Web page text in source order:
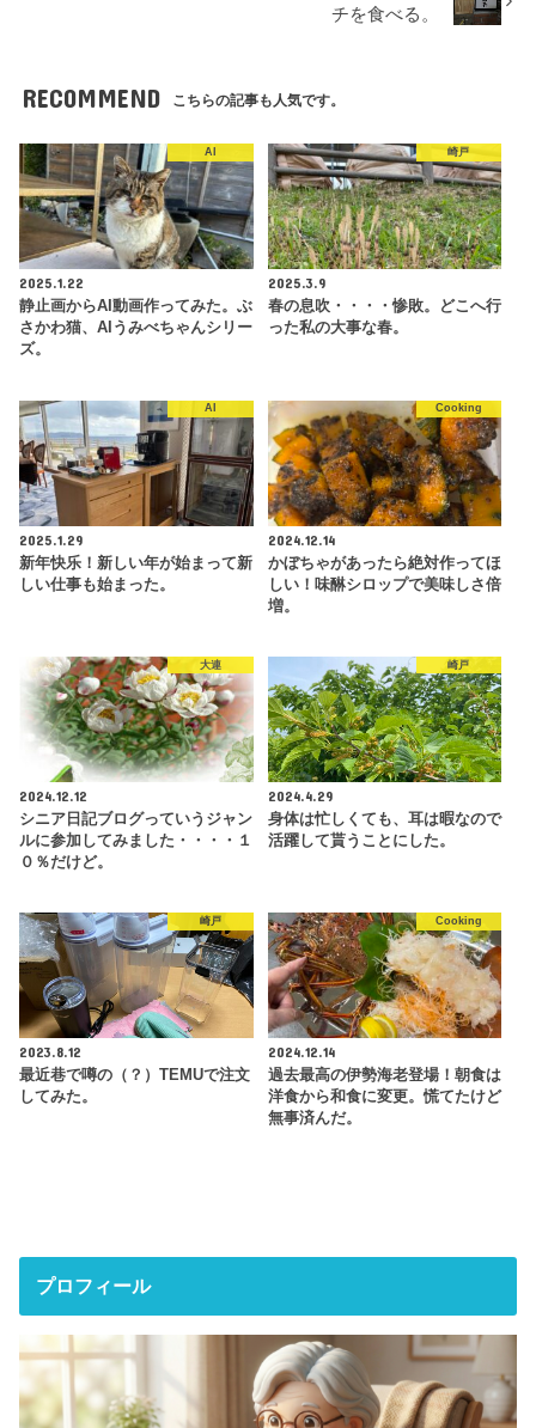
チを食べる。
RECOMMEND こちらの記事も人気です。
AI
2025.1.22
静止画からAI動画作ってみた。ぶ
さかわ猫、AIうみべちゃんシリー
ズ。
崎戸
2025.3.9
春の息吹・・・・惨敗。どこへ行
った私の大事な春。
AI
2025.1.29
新年快乐！新しい年が始まって新
しい仕事も始まった。
Cooking
2024.12.14
かぼちゃがあったら絶対作ってほ
しい！味醂シロップで美味しさ倍
増。
大連
2024.12.12
シニア日記ブログっていうジャン
ルに参加してみました・・・・１
０％だけど。
崎戸
2024.4.29
身体は忙しくても、耳は暇なので
活躍して貰うことにした。
崎戸
2023.8.12
最近巷で噂の（？）TEMUで注文
してみた。
Cooking
2024.12.14
過去最高の伊勢海老登場！朝食は
洋食から和食に変更。慌てたけど
無事済んだ。
プロフィール